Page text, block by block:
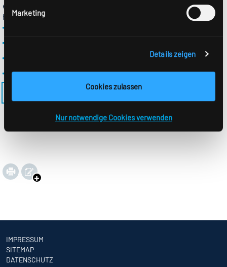
Marketing
Details zeigen
Cookies zulassen
Nur notwendige Cookies verwenden
effiziente und nachhaltige Beleuchtung wird durch die
hochwertige RIDI-LED Technik erzeugt.
Effizient durch RIDI-LED Technik
ZURÜCK ZUR GEFILTERTEN FAMILIENLISTE
IMPRESSUM
SITEMAP
DATENSCHUTZ